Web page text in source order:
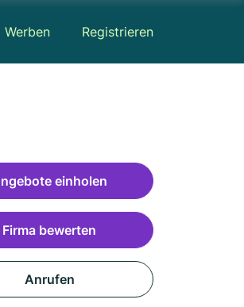
Werben Registrieren
einholen
Firma bewerten
Anrufen